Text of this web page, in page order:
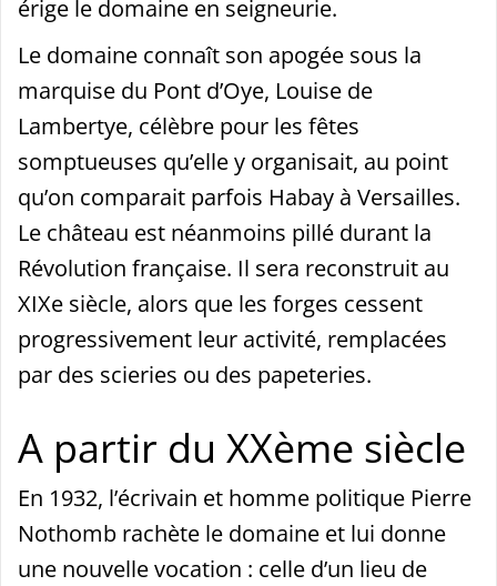
érige le domaine en seigneurie.
Le domaine connaît son apogée sous la
marquise du Pont d’Oye, Louise de
Lambertye, célèbre pour les fêtes
somptueuses qu’elle y organisait, au point
qu’on comparait parfois Habay à Versailles.
Le château est néanmoins pillé durant la
Révolution française. Il sera reconstruit au
XIXe siècle, alors que les forges cessent
progressivement leur activité, remplacées
par des scieries ou des papeteries.
A partir du XXème siècle
En 1932, l’écrivain et homme politique Pierre
Nothomb rachète le domaine et lui donne
une nouvelle vocation : celle d’un lieu de